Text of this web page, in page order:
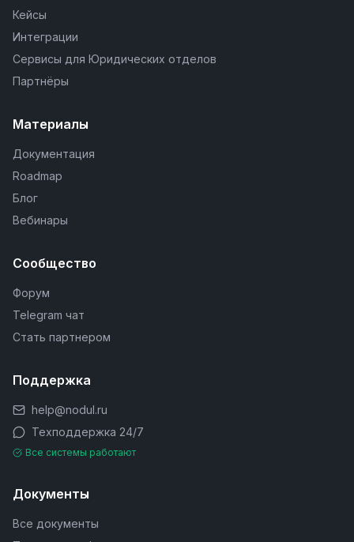
Кейсы
Интеграции
Сервисы для Юридических отделов
Партнёры
Материалы
Документация
Roadmap
Блог
Вебинары
Сообщество
Форум
Telegram чат
Стать партнером
Поддержка
help@nodul.ru
Техподдержка 24/7
Все системы работают
Документы
Все документы